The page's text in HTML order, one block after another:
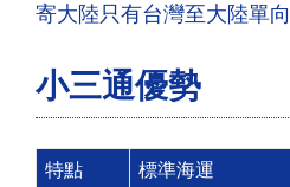
寄大陸只有台灣至大陸單向
小三通優勢
特點 標準海運